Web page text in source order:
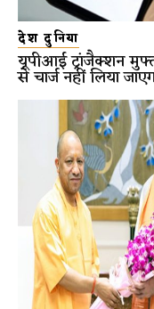
देश दुनिया
यूपीआई ट्रांजैक्शन
से चार्ज नहीं लिया